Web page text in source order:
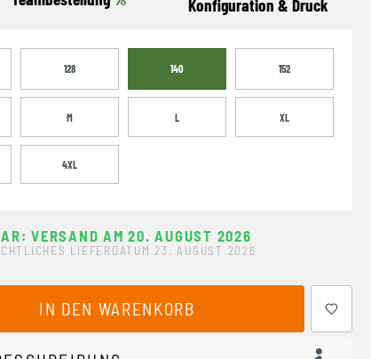
Konfiguration & Druck
128 140 152
M L XL
4XL
VERSAND AM 20. AUGUST 2026
LIEFERDATUM 23. AUGUST 2026
Wert ein oder benutze die Schaltflächen
IN DEN WARENKORB